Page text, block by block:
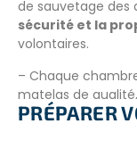
de sauvetage des
sécurité et la
volontaires.
– Chaque
matelas de
individuelle et des
électroniques et
PRÉPARER